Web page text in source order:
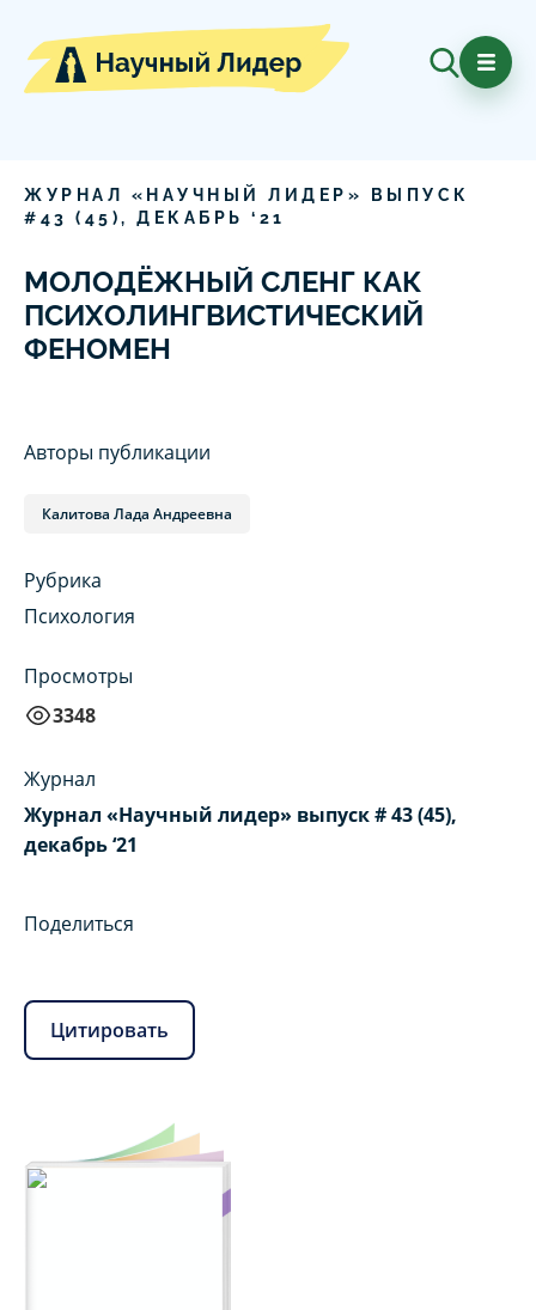
ЖУРНАЛ «НАУЧНЫЙ ЛИДЕР» ВЫПУСК
# 43 ( 45 ), ДЕКАБРЬ ‘ 21
МОЛОДЁЖНЫЙ СЛЕНГ КАК
ПСИХОЛИНГВИСТИЧЕСКИЙ
ФЕНОМЕН
Авторы публикации
Калитова Лада Андреевна
Рубрика
Психология
Просмотры
3348
Журнал
Журнал «Научный лидер» выпуск # 43 (45),
декабрь ‘21
Поделиться
Цитировать